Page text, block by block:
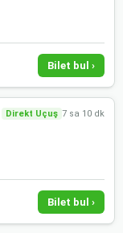
Bilet bul ›
Direkt Uçuş 7 sa 10 dk
Bilet bul ›